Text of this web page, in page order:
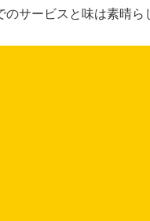
サービスと味は素晴ら